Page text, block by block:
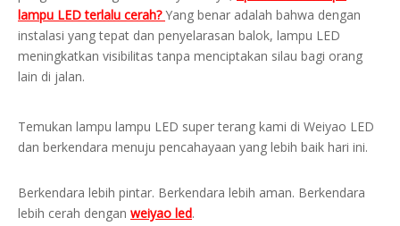
lampu LED terlalu cerah?Yang benar adalah bahwa dengan
instalasi yang tepat dan penyelarasan balok, lampu LED
meningkatkan visibilitas tanpa menciptakan silau bagi orang
lain di jalan.
Temukan lampu lampu LED super terang kami di Weiyao LED
dan berkendara menuju pencahayaan yang lebih baik hari ini.
Berkendara lebih pintar. Berkendara lebih aman. Berkendara
lebih cerah dengan weiyao led.